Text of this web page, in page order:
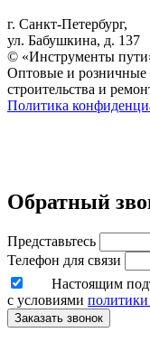
г. Санкт-Петербург,
ул. Бабушкина, д. 137
© «Инструменты
Оптовые и розничные
строительства и
Политика
Обратный
Представьтесь
Телефон для связи
Настоящим
с условиями
Заказать звонок